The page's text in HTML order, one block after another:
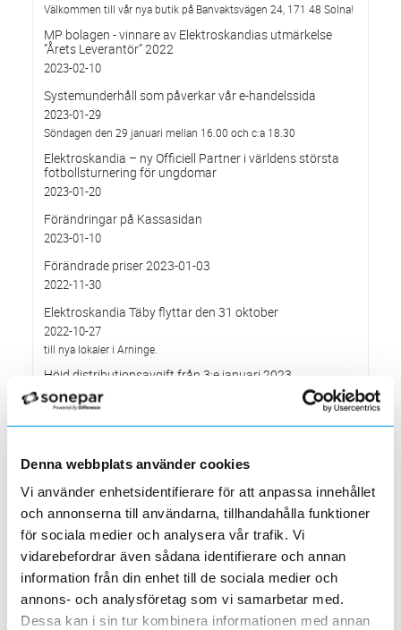
Denna webbplats använder cookies
Vi använder enhetsidentifierare för att anpassa innehållet
och annonserna till användarna, tillhandahålla funktioner
för sociala medier och analysera vår trafik. Vi
vidarebefordrar även sådana identifierare och annan
information från din enhet till de sociala medier och
annons- och analysföretag som vi samarbetar med.
Dessa kan i sin tur kombinera informationen med annan
Välkommen till vår nya butik på Banvaktsvägen 24, 171 48 Solna!
MP bolagen - vinnare av Elektroskandias utmärkelse
”Årets Leverantör” 2022
2023-02-10
Systemunderhåll som påverkar vår e-handelssida
2023-01-29
Söndagen den 29 januari mellan 16.00 och c:a 18.30
Elektroskandia – ny Officiell Partner i världens största
fotbollsturnering för ungdomar
2023-01-20
Förändringar på Kassasidan
2023-01-10
Förändrade priser 2023-01-03
2022-11-30
Elektroskandia Täby flyttar den 31 oktober
2022-10-27
till nya lokaler i Arninge.
Höjd distributionsavgift från 3:e januari 2023
2022-10-05
Gäller vitvaror
2022-09-04
Välkommen till våra nya lokaler i Södertälje
Den 1 juni har vi ny adress i Södertälje
Förändrade priser 2022-06-30
2022-05-27
Grundkurs för installatörer av Charge Amps produkter
2022-04-01